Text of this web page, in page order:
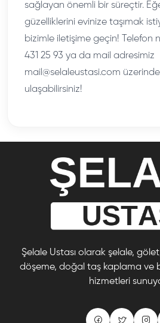
sağlayan önemli bir süreçtir.
güzelliklerini evinize taşımak
bizimle iletişime geçin! Telefon
431 25 93 ya da mail adresimiz
mail@selaleustasi.com
ulaşabilirsiniz!
Şelale Ustası olarak şelale,
döşeme, doğal taş kaplama ve
hizmetleri